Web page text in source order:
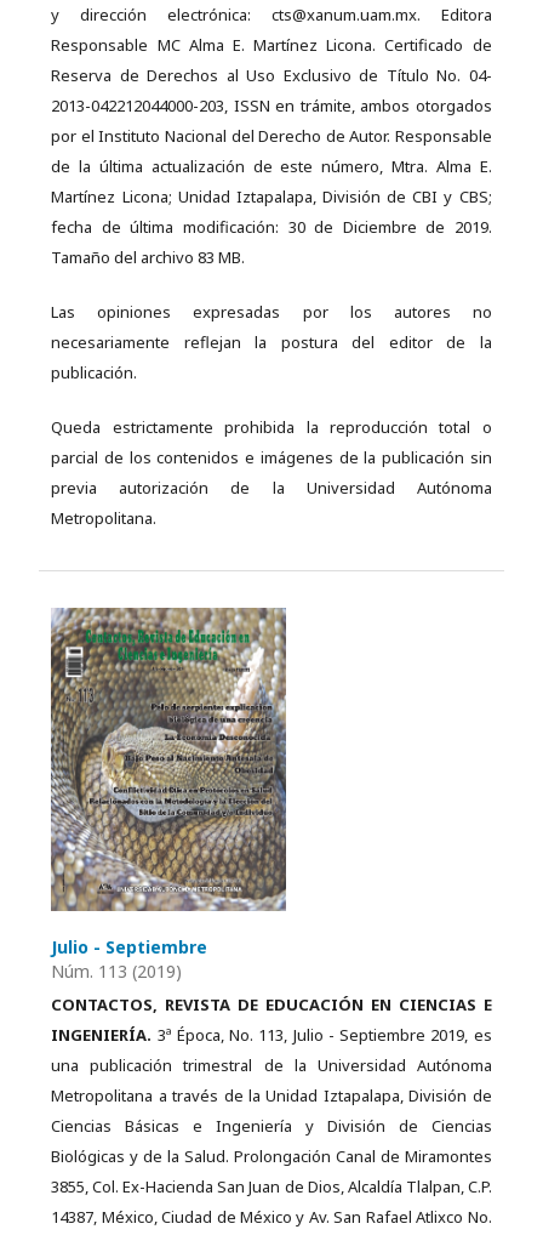
y dirección electrónica: cts@xanum.uam.mx. Editora
Responsable MC Alma E. Martínez Licona. Certificado de
Reserva de Derechos al Uso Exclusivo de Título No. 04-
2013-042212044000-203, ISSN en trámite, ambos otorgados
por el Instituto Nacional del Derecho de Autor. Responsable
de la última actualización de este número, Mtra. Alma E.
Martínez Licona; Unidad Iztapalapa, División de CBI y CBS;
fecha de última modificación: 30 de Diciembre de 2019.
Tamaño del archivo 83 MB.
Las opiniones expresadas por los autores no
necesariamente reflejan la postura del editor de la
publicación.
Queda estrictamente prohibida la reproducción total o
parcial de los contenidos e imágenes de la publicación sin
previa autorización de la Universidad Autónoma
Metropolitana.
Julio - Septiembre
Núm. 113 (2019)
CONTACTOS, REVISTA DE EDUCACIÓN EN CIENCIAS E
INGENIERÍA. 3ª Época, No. 113, Julio - Septiembre 2019, es
una publicación trimestral de la Universidad Autónoma
Metropolitana a través de la Unidad Iztapalapa, División de
Ciencias Básicas e Ingeniería y División de Ciencias
Biológicas y de la Salud. Prolongación Canal de Miramontes
3855, Col. Ex-Hacienda San Juan de Dios, Alcaldía Tlalpan, C.P.
14387, México, Ciudad de México y Av. San Rafael Atlixco No.